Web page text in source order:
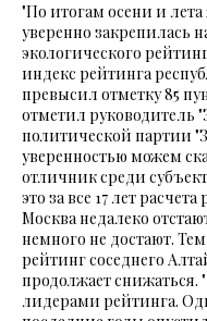
"По итогам осени и лета
уверенно закрепилась
экологического
индекс рейтинга
превысил отметку 85
отметил руководитель
политической партии
уверенностью можем
отличник среди
это за все 17 лет
Москва недалеко
немного не достают.
рейтинг соседнего
продолжает снижаться.
лидерами рейтинга.